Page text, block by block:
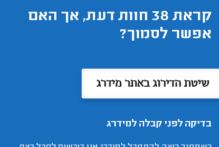
קראת 38 חוות דעת, אך האם
אפשר לסמוך?
שיטת הדירוג באתר מידרג
בדיקה לפני קבלה למידרג